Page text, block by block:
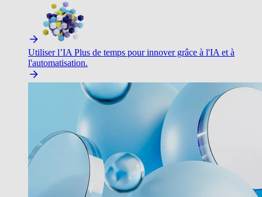
Utiliser l’IA Plus de temps pour innover grâce à l'IA et à
l'automatisation.